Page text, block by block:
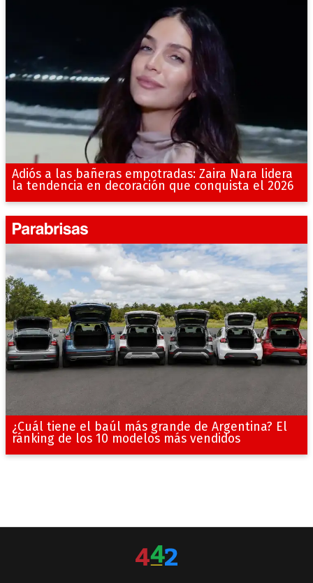
Adiós a las bañeras empotradas: Zaira Nara lidera
la tendencia en decoración que conquista el 2026
¿Cuál tiene el baúl más grande de Argentina? El
ránking de los 10 modelos más vendidos